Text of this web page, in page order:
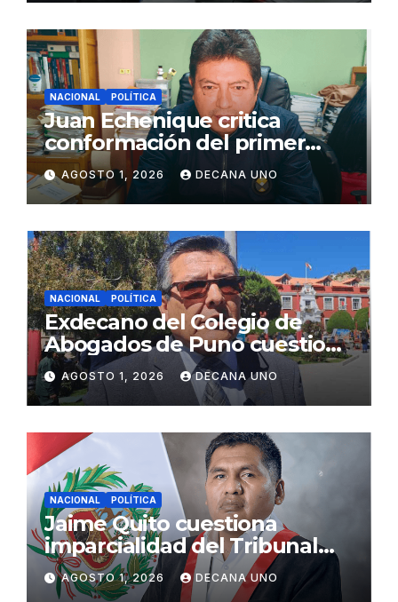
NACIONAL POLÍTICA
Juan Echenique critica
conformación del primer
gabinete ministerial de Keiko
Fujimori
AGOSTO 1, 2026 DECANA UNO
NACIONAL POLÍTICA
Exdecano del Colegio de
Abogados de Puno cuestiona
propuestas sobre seguridad
ciudadana
AGOSTO 1, 2026 DECANA UNO
NACIONAL POLÍTICA
Jaime Quito cuestiona
imparcialidad del Tribunal
Constitucional tras liberación
de Ollanta Humala
AGOSTO 1, 2026 DECANA UNO